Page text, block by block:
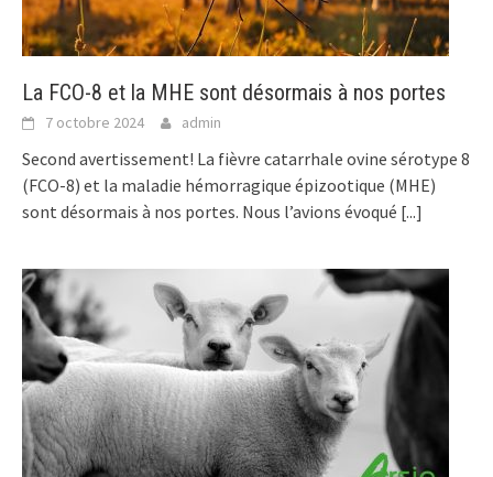
La FCO-8 et la MHE sont désormais à nos portes
7 octobre 2024 admin
Second avertissement! La fièvre catarrhale ovine sérotype 8
(FCO-8) et la maladie hémorragique épizootique (MHE)
sont désormais à nos portes. Nous l’avions évoqué [...]